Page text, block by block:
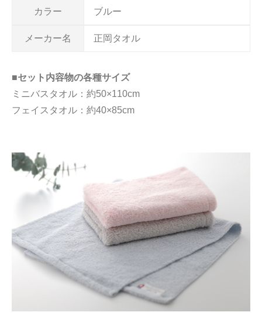
カラー ブルー
メーカー名 正岡タオル
■セット内容物の各種サイズ
ミニバスタオル：約50×110cm
フェイスタオル：約40×85cm